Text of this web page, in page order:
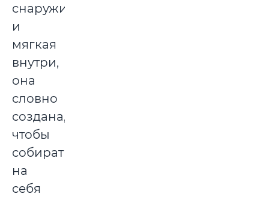
снаружи
и
мягкая
внутри,
она
словно
создана,
чтобы
собирать
на
себя